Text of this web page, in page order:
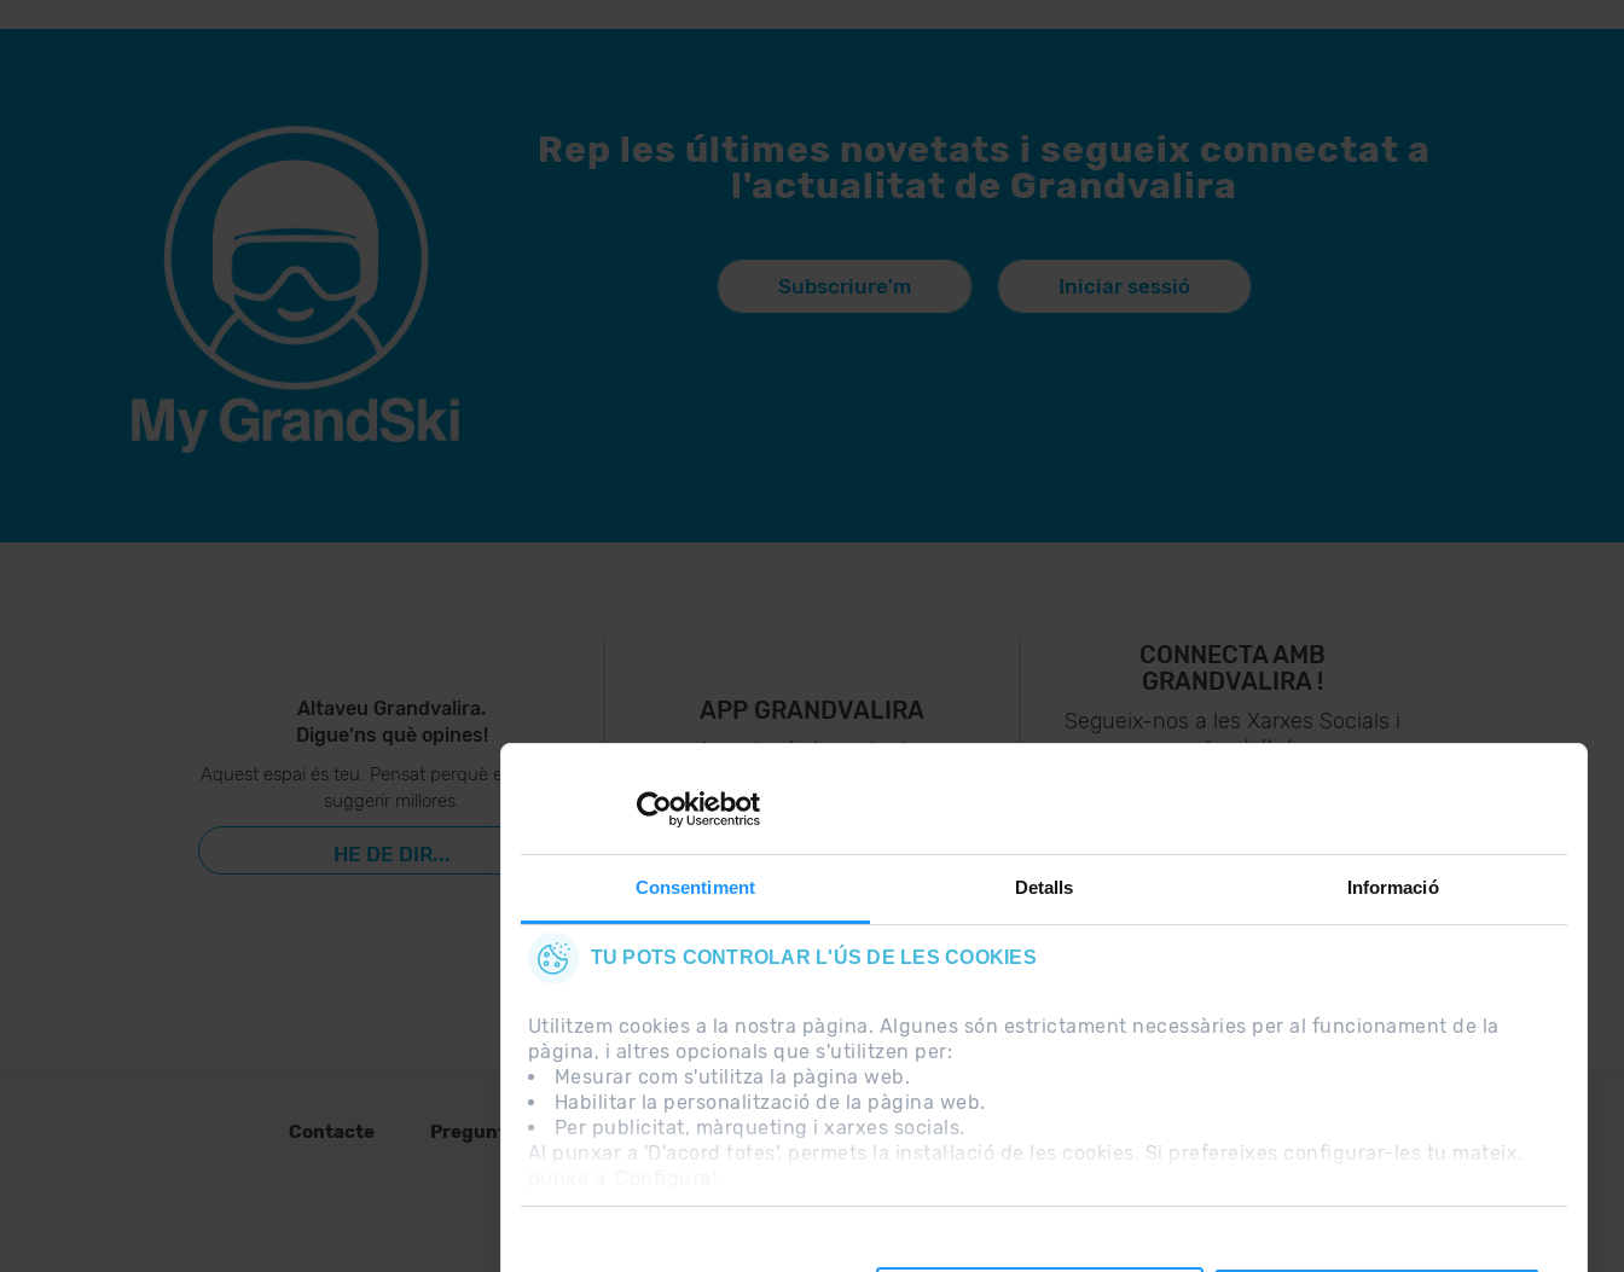
Consentiment Detalls Informació
TU POTS CONTROLAR L'ÚS DE LES COOKIES
Utilitzem cookies a la nostra pàgina. Algunes són estrictament necessàries per al funcionament de la
pàgina, i altres opcionals que s'utilitzen per:
Mesurar com s'utilitza la pàgina web.
Habilitar la personalització de la pàgina web.
Per publicitat, màrqueting i xarxes socials.
Al punxar a 'D'acord totes', permets la instal·lació de les cookies. Si prefereixes configurar-les tu mateix,
Rep les últimes novetats i segueix connectat a
l'actualitat de Grandvalira
Subscriure'm Iniciar sessió
Altaveu Grandvalira.
Digue’ns què opines!
Aquest espai és teu. Pensat perquè ens puguis
suggerir millores.
HE DE DIR...
APP GRANDVALIRA
Ara, el més important a
CONNECTA AMB
GRANDVALIRA !
Segueix-nos a les Xarxes Socials i
assabenta’t de
Contacte Preguntes freqüents Nota Legal Informació addicional RGPDUE